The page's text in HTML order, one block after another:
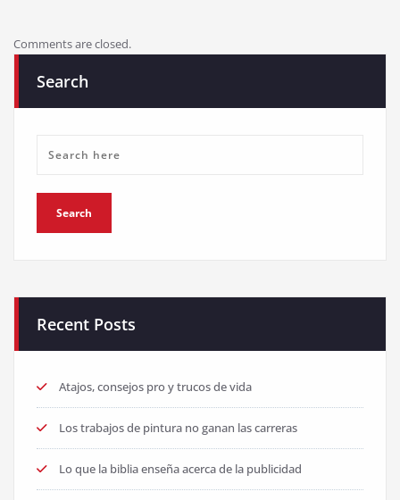
Comments are closed.
Search
Recent Posts
Atajos, consejos pro y trucos de vida
Los trabajos de pintura no ganan las carreras
Lo que la biblia enseña acerca de la publicidad